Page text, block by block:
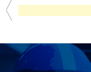
投
ナ
町田支店